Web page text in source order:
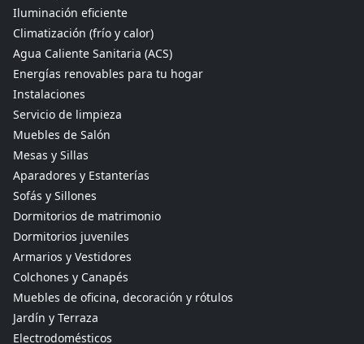
Iluminación eficiente
Climatización (frío y calor)
Agua Caliente Sanitaria (ACS)
Energías renovables para tu hogar
Instalaciones
Servicio de limpieza
Muebles de Salón
Mesas y Sillas
Aparadores y Estanterías
Sofás y Sillones
Dormitorios de matrimonio
Dormitorios juveniles
Armarios y Vestidores
Colchones y Canapés
Muebles de oficina, decoración y rótulos
Jardín y Terraza
Electrodomésticos